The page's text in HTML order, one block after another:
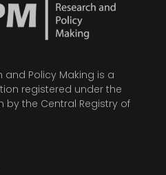
and Policy Making is a
registered under the
by the Central Registry of